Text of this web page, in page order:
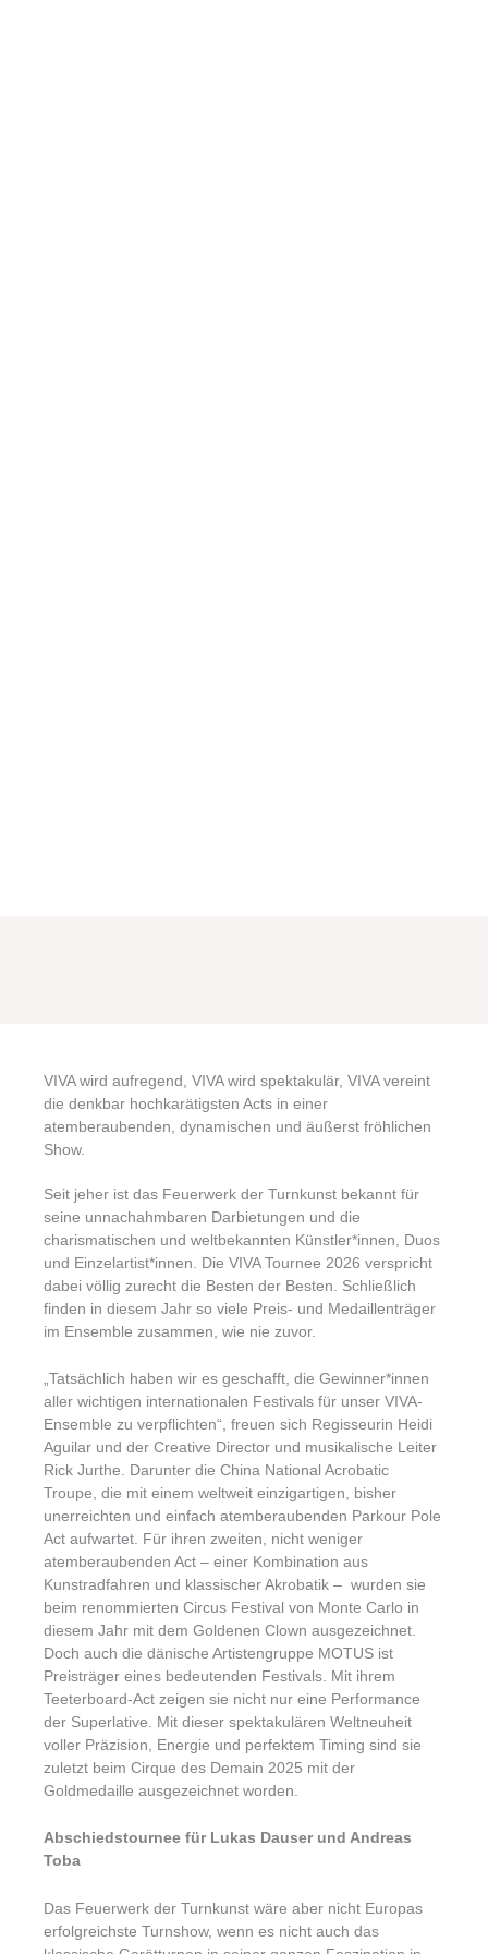
VIVA wird aufregend, VIVA wird spektakulär, VIVA vereint
die denkbar hochkarätigsten Acts in einer
atemberaubenden, dynamischen und äußerst fröhlichen
Show.
Seit jeher ist das Feuerwerk der Turnkunst bekannt für
seine unnachahmbaren Darbietungen und die
charismatischen und weltbekannten Künstler*innen, Duos
und Einzelartist*innen. Die VIVA Tournee 2026 verspricht
dabei völlig zurecht die Besten der Besten. Schließlich
finden in diesem Jahr so viele Preis- und Medaillenträger
im Ensemble zusammen, wie nie zuvor.
„Tatsächlich haben wir es geschafft, die Gewinner*innen
aller wichtigen internationalen Festivals für unser VIVA-
Ensemble zu verpflichten“, freuen sich Regisseurin Heidi
Aguilar und der Creative Director und musikalische Leiter
Rick Jurthe. Darunter die China National Acrobatic
Troupe, die mit einem weltweit einzigartigen, bisher
unerreichten und einfach atemberaubenden Parkour Pole
Act aufwartet. Für ihren zweiten, nicht weniger
atemberaubenden Act – einer Kombination aus
Kunstradfahren und klassischer Akrobatik – wurden sie
beim renommierten Circus Festival von Monte Carlo in
diesem Jahr mit dem Goldenen Clown ausgezeichnet.
Doch auch die dänische Artistengruppe MOTUS ist
Preisträger eines bedeutenden Festivals. Mit ihrem
Teeterboard-Act zeigen sie nicht nur eine Performance
der Superlative. Mit dieser spektakulären Weltneuheit
voller Präzision, Energie und perfektem Timing sind sie
zuletzt beim Cirque des Demain 2025 mit der
Goldmedaille ausgezeichnet worden.
Abschiedstournee für Lukas Dauser und Andreas
Toba
Das Feuerwerk der Turnkunst wäre aber nicht Europas
erfolgreichste Turnshow, wenn es nicht auch das